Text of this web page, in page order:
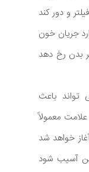
و دور کند
جریان خون
بدن رخ دهد
باعث
معمولاً
خواهد شد
آسیب شود